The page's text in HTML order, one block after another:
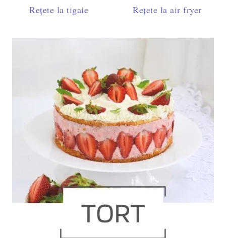
Rețete la tigaie Rețete la air fryer